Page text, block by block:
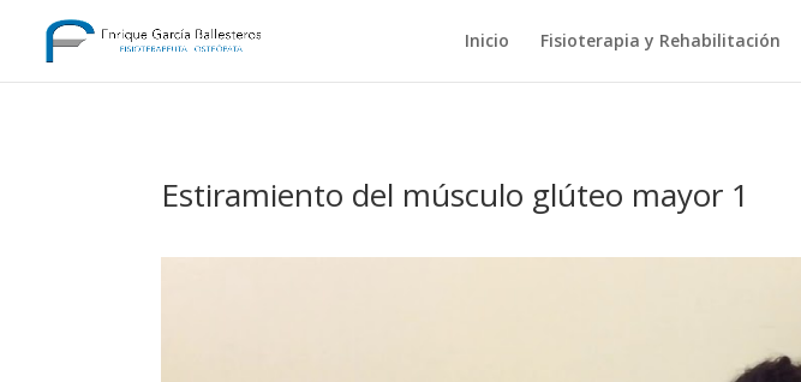
Inicio Fisioterapia y Rehabilitación
Estiramiento del músculo glúteo mayor 1